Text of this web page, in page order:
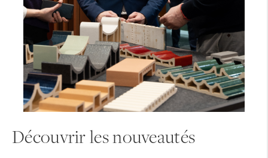
Découvrir les nouveautés